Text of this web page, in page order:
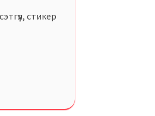
стикер